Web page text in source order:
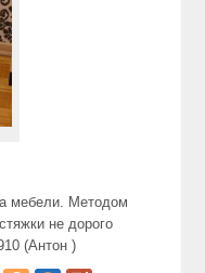
мебели. Методом
не дорого
(Антон )